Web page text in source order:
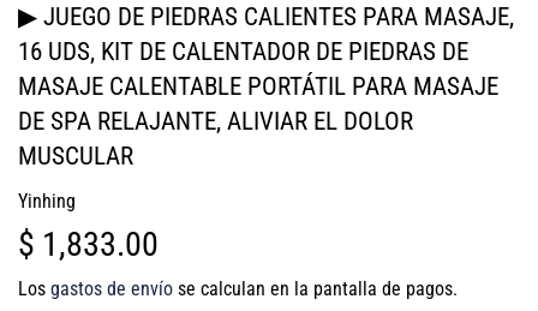
▶ JUEGO DE PIEDRAS CALIENTES PARA MASAJE,
16 UDS, KIT DE CALENTADOR DE PIEDRAS DE
MASAJE CALENTABLE PORTÁTIL PARA MASAJE
DE SPA RELAJANTE, ALIVIAR EL DOLOR
MUSCULAR
Yinhing
$ 1,833.00
1,833.00
Los gastos de envío se calculan en la pantalla de pagos.